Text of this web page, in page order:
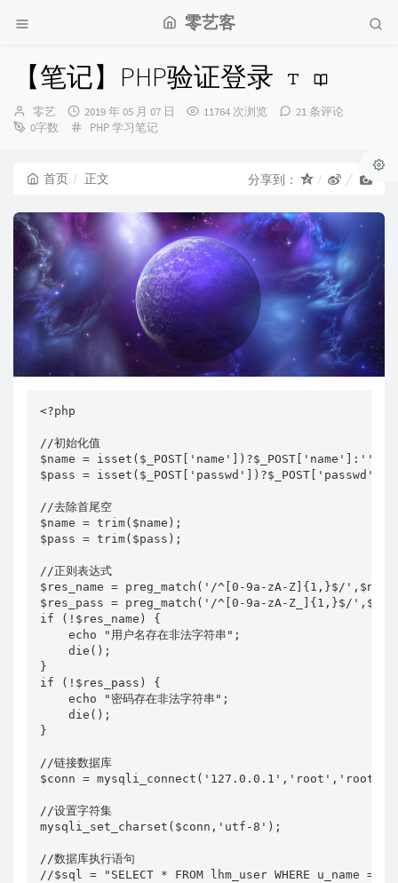
零艺客
【笔记】PHP验证登录
博
主：
零艺
发
布
2019 年 05 月 07 日 11764 次浏览
21 条评论
0字数
分
PHP学习笔记
首页 正文 分享到：
<?php
//初始化值
$name = isset($_POST['name'])?$_POST['name']:'';
$pass =
//去除首尾空
$name = trim($name);
$pass = trim($pass);
//正则表达式
$res_name = preg_match('/^[0-9a-zA-Z]{1,}$/
$res_pass = preg_match('/^[0-9a-zA-Z_]{1,}$/
if (!$res_name) {
    echo "用户名存在非法字符串";
    die();
}
if (!$res_pass) {
    echo "密码存在非法字符串";
    die();
}
//链接数据库
$conn =
//设置字符集
mysqli_set_charset($conn,'utf-8');
//数据库执行语句
//$sql = "SELECT * FROM lhm_user WHERE